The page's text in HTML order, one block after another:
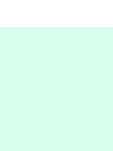
direct